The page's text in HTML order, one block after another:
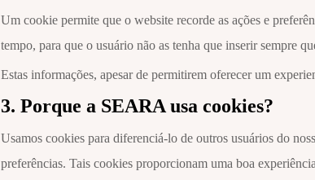
Um cookie permite que o website recorde as ações e
tempo, para que o usuário não as tenha que inserir sempre
Estas informações, apesar de permitirem oferecer um
3. Porque a SEARA usa cookies?
Usamos cookies para diferenciá-lo de outros usuários do
preferências. Tais cookies proporcionam uma boa